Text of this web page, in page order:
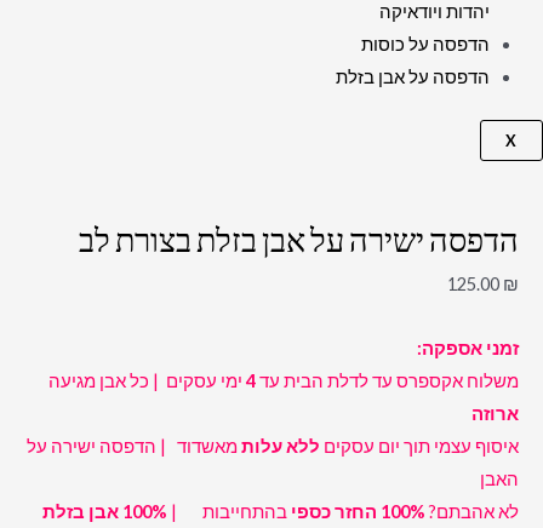
יהדות ויודאיקה
הדפסה על כוסות
הדפסה על אבן בזלת
X
הדפסה ישירה על אבן בזלת בצורת לב
125.00 ₪
זמני אספקה:
משלוח אקספרס עד לדלת הבית עד4 ימי עסקים | כל אבן מגיעה
ארוזה
איסוף עצמי תוך יום עסקים ללא עלותמאשדוד | הדפסה ישירה על
האבן
לא אהבתם?100% החזר כספי בהתחייבות | 100% אבן בזלת